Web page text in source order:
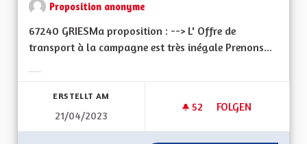
Proposition anonyme
67240 GRIESMa proposition : --> L' Offre de
transport à la campagne est très inégale Prenons...
ERSTELLT AM
21/04/2023
52 52 FOLLOWER
FOLGEN
OFFRE DE